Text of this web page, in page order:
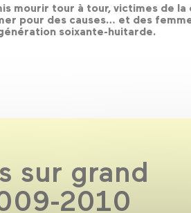
mourir tour à tour, victimes de
pour des causes… et des
soixante-huitarde.
sur grand
2010